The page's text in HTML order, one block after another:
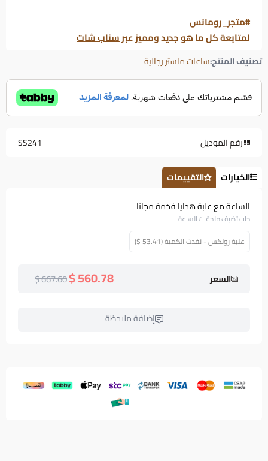
#متجر_رومانس
لمتابعة كل ما هو جديد ومميز عبرسناب شات
تصنيف المنتج:ساعات ماستر رجالية
رقم الموديل SS241
الخيارات
التقييمات
الساعة مع علبة هدايا فخمة مجانا
حاب تضيف ملحقات الساعة
علبة رولكس - نفدت الكمية (53.41 $)
السعر 560.78 $
667.60 $
إضافة ملاحظة